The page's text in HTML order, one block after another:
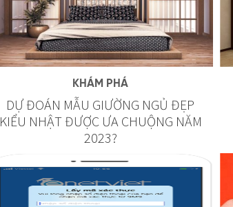
KHÁM PHÁ
DỰ ĐOÁN MẪU GIƯỜNG NGỦ ĐẸP
KIỂU NHẬT ĐƯỢC ƯA CHUỘNG NĂM
2023?